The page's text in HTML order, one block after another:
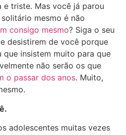
triste. Mas você já parou
mesmo é não
consigo mesmo? Siga o seu
desistirem de você porque
insistem muito para que
não serão os que
o passar dos anos. Muito,
adolescentes muitas vezes